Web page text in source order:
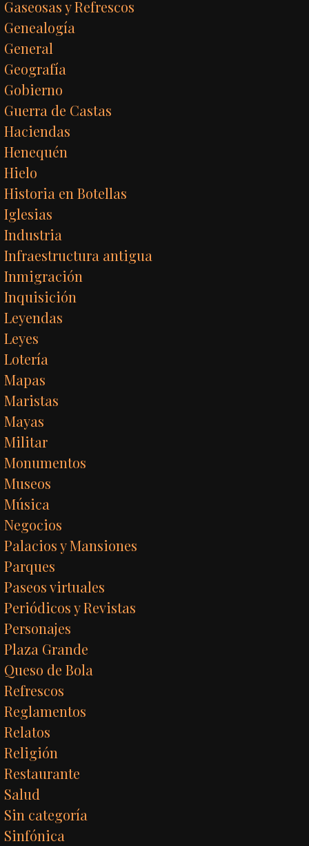
Gaseosas y Refrescos
Genealogía
General
Geografía
Gobierno
Guerra de Castas
Haciendas
Henequén
Hielo
Historia en Botellas
Iglesias
Industria
Infraestructura antigua
Inmigración
Inquisición
Leyendas
Leyes
Lotería
Mapas
Maristas
Mayas
Militar
Monumentos
Museos
Música
Negocios
Palacios y Mansiones
Parques
Paseos virtuales
Periódicos y Revistas
Personajes
Plaza Grande
Queso de Bola
Refrescos
Reglamentos
Relatos
Religión
Restaurante
Salud
Sin categoría
Sinfónica